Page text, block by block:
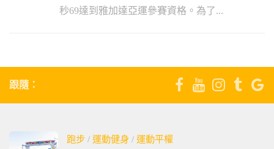
秒69達到雅加達亞運參賽資格。為了...
跟隨：
跑步 / 運動健身 / 運動平權